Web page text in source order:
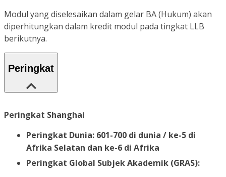
Modul yang diselesaikan dalam gelar BA (Hukum) akan
diperhitungkan dalam kredit modul pada tingkat LLB
berikutnya.
Peringkat
Peringkat Shanghai
Peringkat Dunia: 601-700 di dunia / ke-5 di
Afrika Selatan dan ke-6 di Afrika
Peringkat Global Subjek Akademik (GRAS):